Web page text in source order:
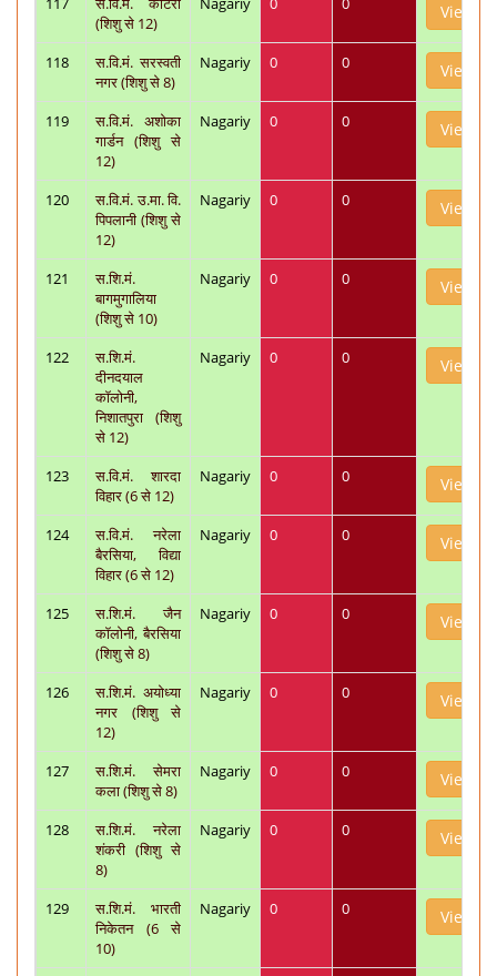
(शिशु से 12)
View
118
स.वि.मं. सरस्वती
नगर (शिशु से 8)
Nagariy 0 0 View
119
स.वि.मं. अशोका
गार्डन (शिशु से
12)
Nagariy 0 0 View
120
स.वि.मं. उ.मा. वि.
पिपलानी (शिशु से
12)
Nagariy 0 0 View
121
स.शि.मं.
बागमुगालिया
(शिशु से 10)
Nagariy 0 0 View
122
स.शि.मं.
दीनदयाल
कॉलोनी,
निशातपुरा (शिशु
से 12)
Nagariy 0 0 View
123
स.वि.मं. शारदा
विहार (6 से 12)
Nagariy 0 0 View
124
स.वि.मं. नरेला
बैरसिया, विद्या
विहार (6 से 12)
Nagariy 0 0 View
125
स.शि.मं. जैन
कॉलोनी, बैरसिया
(शिशु से 8)
Nagariy 0 0 View
126
स.शि.मं. अयोध्या
नगर (शिशु से
12)
Nagariy 0 0 View
127
स.शि.मं. सेमरा
कला (शिशु से 8)
Nagariy 0 0 View
128
स.शि.मं. नरेला
शंकरी (शिशु से
8)
Nagariy 0 0 View
129
स.शि.मं. भारती
निकेतन (6 से
10)
Nagariy 0 0 View